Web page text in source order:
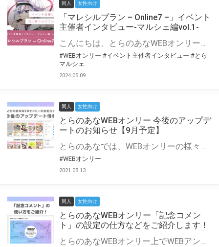
同人 女性向け
「マレシルプラン – Online7 –」イベント
主催者インタビュー-マルシェ編vol.1-
こんにちは、とらのあなWEBオンリー運営スタッフです。 新たにお届けする、イベント主催者インタビュー-マルシェ編-は、 とらのあなWEBオンリー「マルシェ」をご利用した主催様に 「マルシェ」を使って開催した感想や心がけをお聞きする企画です。 今回は、WEBオンリー開催7回目迎えた「マレシルプラン – Online7 –」より、 主催の玉川うた様にお話を伺いました。 ▼マレシルプランのインタビュー前回記事 「イベント主催者インタビュー vol.6」はこちら 協力：玉川うた様（マレシルプラン実行委員会 代表）／イベント公式Twitter（@mallesil_plan） とらのあなWEBオンリー「マルシェ」とは？ WEBオンリーでリアルタイムでコミュニケーションがとれるオンライン会場です。
#WEBオンリー #イベント主催者インタビュー #とら
マルシェ
2024.05.09
同人 女性向け
とらのあなWEBオンリー 今後のアップデ
ートのお知らせ【9月予定】
とらのあなでは、WEBオンリーの様々な支援を実施しています。 今回は2021年9月に実装を予定しているアップデート情報についてご紹介いたします。 とらのあなWEBオンリーサイトはこちら
#WEBオンリー
2021.08.13
同人 女性向け
とらのあなWEBオンリー「記念コメン
ト」の設定の仕方などをご紹介します！
とらのあなWEBオンリー上でWEBアンソロジーが作成できる「記念コメント」について、その使い方や作成手順を解説します！ 支援タイプを「サークル参加型」「サークル参加型・マルシェ(イベント会場)機能付き」でお申し込みいただいている主催者様はぜひご活用ください♪ とらのあなWEBオンリーサイトはこちら